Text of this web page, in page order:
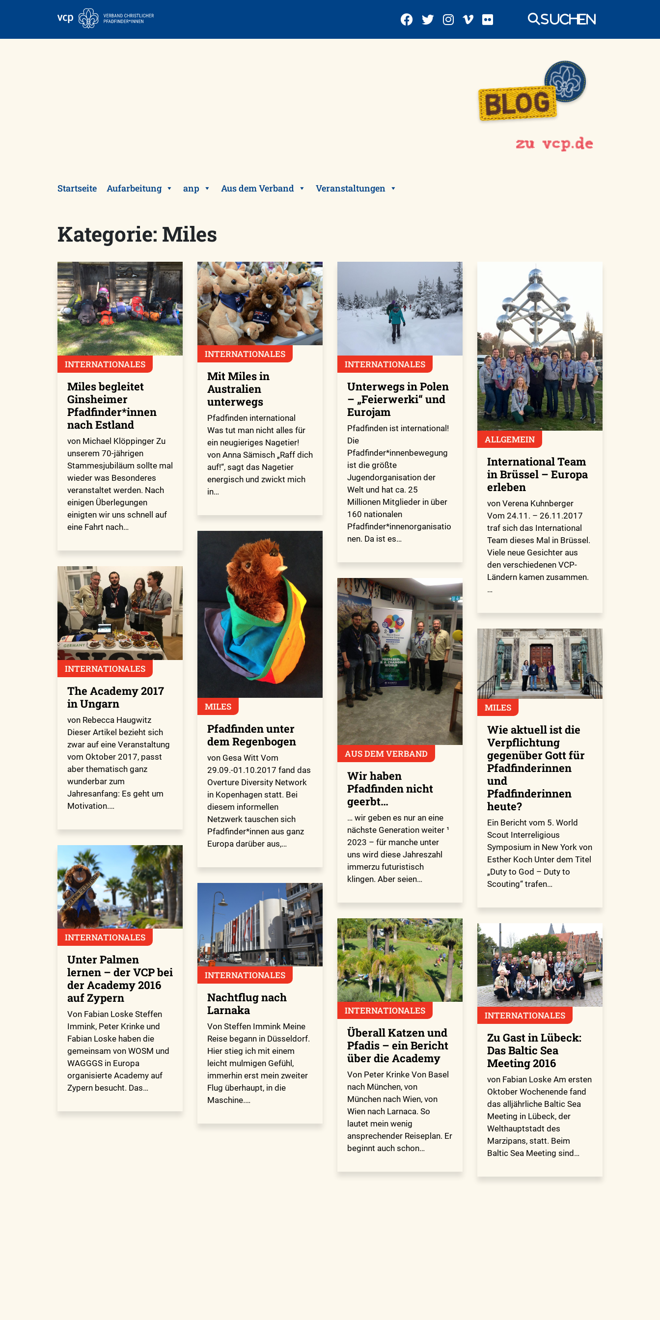
Suchen
Startseite Aufarbeitung anp Aus dem Verband Veranstaltungen
Kategorie: Miles
INTERNATIONALES
Miles begleitet
Ginsheimer
Pfadfinder*innen
nach Estland
von Michael Klöppinger Zu
unserem 70-jährigen
Stammesjubiläum sollte mal
wieder was Besonderes
veranstaltet werden. Nach
einigen Überlegungen
einigten wir uns schnell auf
eine Fahrt nach…
INTERNATIONALES
Mit Miles in
Australien
unterwegs
Pfadfinden international
Was tut man nicht alles für
ein neugieriges Nagetier!
von Anna Sämisch „Raff dich
auf!“, sagt das Nagetier
energisch und zwickt mich
in…
INTERNATIONALES
Unterwegs in Polen
– „Feierwerki“ und
Eurojam
Pfadfinden ist international!
Die
Pfadfinder*innenbewegung
ist die größte
Jugendorganisation der
Welt und hat ca. 25
Millionen Mitglieder in über
160 nationalen
Pfadfinder*innenorganisatio
nen. Da ist es…
ALLGEMEIN
International Team
in Brüssel – Europa
erleben
von Verena Kuhnberger
Vom 24.11. – 26.11.2017
traf sich das International
Team dieses Mal in Brüssel.
Viele neue Gesichter aus
den verschiedenen VCP-
Ländern kamen zusammen.
…
INTERNATIONALES
The Academy 2017
in Ungarn
von Rebecca Haugwitz
Dieser Artikel bezieht sich
zwar auf eine Veranstaltung
vom Oktober 2017, passt
aber thematisch ganz
wunderbar zum
Jahresanfang: Es geht um
Motivation.…
MILES
Pfadfinden unter
dem Regenbogen
von Gesa Witt Vom
29.09.-01.10.2017 fand das
Overture Diversity Network
in Kopenhagen statt. Bei
diesem informellen
Netzwerk tauschen sich
Pfadfinder*innen aus ganz
Europa darüber aus,…
AUS DEM VERBAND
Wir haben
Pfadfinden nicht
geerbt…
… wir geben es nur an eine
nächste Generation weiter ¹
2023 – für manche unter
uns wird diese Jahreszahl
immerzu futuristisch
klingen. Aber seien…
MILES
Wie aktuell ist die
Verpflichtung
gegenüber Gott für
Pfadfinderinnen
und
Pfadfinderinnen
heute?
Ein Bericht vom 5. World
Scout Interreligious
Symposium in New York von
Esther Koch Unter dem Titel
„Duty to God – Duty to
Scouting“ trafen…
INTERNATIONALES
Unter Palmen
lernen – der VCP bei
der Academy 2016
auf Zypern
Von Fabian Loske Steffen
Immink, Peter Krinke und
Fabian Loske haben die
gemeinsam von WOSM und
WAGGGS in Europa
organisierte Academy auf
Zypern besucht. Das…
INTERNATIONALES
Nachtflug nach
Larnaka
Von Steffen Immink Meine
Reise begann in Düsseldorf.
Hier stieg ich mit einem
leicht mulmigen Gefühl,
immerhin erst mein zweiter
Flug überhaupt, in die
Maschine.…
INTERNATIONALES
Überall Katzen und
Pfadis – ein Bericht
über die Academy
Von Peter Krinke Von Basel
nach München, von
München nach Wien, von
Wien nach Larnaca. So
lautet mein wenig
ansprechender Reiseplan. Er
beginnt auch schon…
INTERNATIONALES
Zu Gast in Lübeck:
Das Baltic Sea
Meeting 2016
von Fabian Loske Am ersten
Oktober Wochenende fand
das alljährliche Baltic Sea
Meeting in Lübeck, der
Welthauptstadt des
Marzipans, statt. Beim
Baltic Sea Meeting sind…